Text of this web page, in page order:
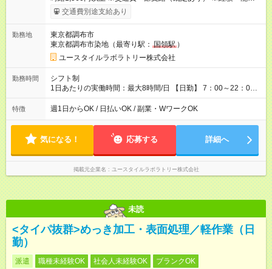
考慮して決定します 【収入例】 週1回勤務の場合：1,560円×8時
間×4回=4万9,920円 週3回勤務の場合：1,560円×8時間×12回
9,600円 【試用期間】試用期間あり 試用期間の長さ：2ヶ月
※ 雇用形態と給与に、本採用時と異なる部分があります。 雇用
形態：本採用時と同じです。 給与：時給 1,230円以上
交通費別途支給あり
勤務地
東京都調布市
東京都調布市染地（最寄り駅： 国領駅 ）
ユースタイルラボラトリー株式会社
勤務時間
シフト制
1日あたりの実働時間：最大8時間/日 【日勤】 7：00～22：00
の間で8時間勤務（休憩時間は法定通り） ※週1日～OK ／ 夜勤
なし ＊＊ 勤務時間例 ＊＊ ■8時から17時 ■9時から18時 ■10
定（毎週同じ曜日勤務）
特徴 週1日からOK / 日払いOK / 副業・WワークOK
気になる！ 応募する 詳細へ
掲載元企業名 ユースタイルラボラトリー株式会社
未読
<タイパ抜群>めっき加工・表面処理／軽作業（日
勤）
派遣 職種未経験OK 社会人未経験OK
ブランクOK